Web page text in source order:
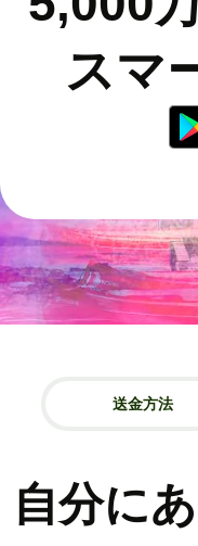
スマ
送金方法
自分に